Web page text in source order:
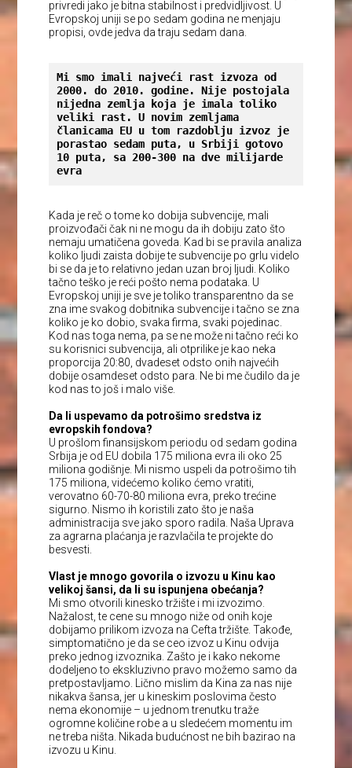
privredi jako je bitna stabilnost i predvidljivost. U
Evropskoj uniji se po sedam godina ne menjaju
propisi, ovde jedva da traju sedam dana.
Mi smo imali najveći rast izvoza od
2000. do 2010. godine. Nije postojala
nijedna zemlja koja je imala toliko
veliki rast. U novim zemljama
članicama EU u tom razdoblju izvoz je
porastao sedam puta, u Srbiji gotovo
10 puta, sa 200-300 na dve milijarde
evra
Kada je reč o tome ko dobija subvencije, mali
proizvođači čak ni ne mogu da ih dobiju zato što
nemaju umatičena goveda. Kad bi se pravila analiza
koliko ljudi zaista dobije te subvencije po grlu videlo
bi se da je to relativno jedan uzan broj ljudi. Koliko
tačno teško je reći pošto nema podataka. U
Evropskoj uniji je sve je toliko transparentno da se
zna ime svakog dobitnika subvencije i tačno se zna
koliko je ko dobio, svaka firma, svaki pojedinac.
Kod nas toga nema, pa se ne može ni tačno reći ko
su korisnici subvencija, ali otprilike je kao neka
proporcija 20:80, dvadeset odsto onih najvećih
dobije osamdeset odsto para. Ne bi me čudilo da je
kod nas to još i malo više.
Da li uspevamo da potrošimo sredstva iz
evropskih fondova?
U prošlom finansijskom periodu od sedam godina
Srbija je od EU dobila 175 miliona evra ili oko 25
miliona godišnje. Mi nismo uspeli da potrošimo tih
175 miliona, videćemo koliko ćemo vratiti,
verovatno 60-70-80 miliona evra, preko trećine
sigurno. Nismo ih koristili zato što je naša
administracija sve jako sporo radila. Naša Uprava
za agrarna plaćanja je razvlačila te projekte do
besvesti.
Vlast je mnogo govorila o izvozu u Kinu kao
velikoj šansi, da li su ispunjena obećanja?
Mi smo otvorili kinesko tržište i mi izvozimo.
Nažalost, te cene su mnogo niže od onih koje
dobijamo prilikom izvoza na Cefta tržište. Takođe,
simptomatično je da se ceo izvoz u Kinu odvija
preko jednog izvoznika. Zašto je i kako nekome
dodeljeno to ekskluzivno pravo možemo samo da
pretpostavljamo. Lično mislim da Kina za nas nije
nikakva šansa, jer u kineskim poslovima često
nema ekonomije – u jednom trenutku traže
ogromne količine robe a u sledećem momentu im
ne treba ništa. Nikada budućnost ne bih bazirao na
izvozu u Kinu.